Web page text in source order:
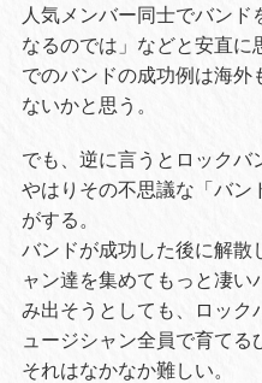
人気メンバー同士でバン
なるのでは」などと安直
でのバンドの成功例は海外
ないかと思う。
でも、逆に言うとロックバ
やはりその不思議な「バン
がする。
バンドが成功した後に解散
ャン達を集めてもっと凄
み出そうとしても、ロック
ュージシャン全員で育てる
それはなかなか難しい。